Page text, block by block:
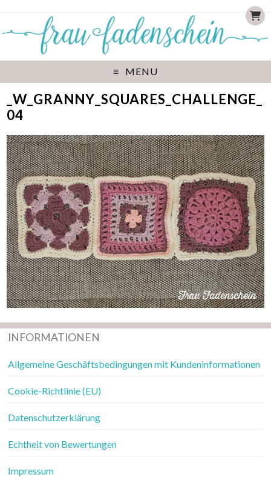
MENU
_W_GRANNY_SQUARES_CHALLENGE_
04
INFORMATIONEN
Allgemeine Geschäftsbedingungen mit Kundeninformationen
Cookie-Richtlinie (EU)
Datenschutzerklärung
Echtheit von Bewertungen
Impressum